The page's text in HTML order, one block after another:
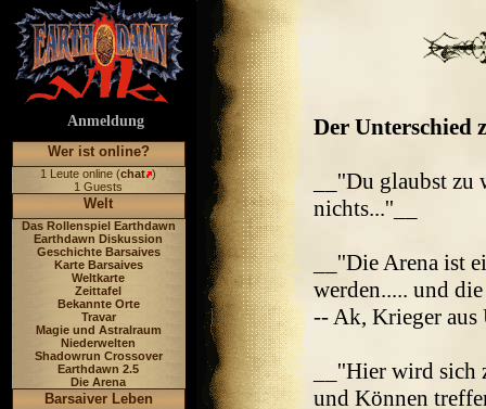
Anmeldung
Wer ist online?
1 Leute online (chat )
1 Guests
Welt
Das Rollenspiel Earthdawn
Earthdawn Diskussion
Geschichte Barsaives
Karte Barsaives
Weltkarte
Zeittafel
Bekannte Orte
Travar
Magie und Astralraum
Niederwelten
Shadowrun Crossover
Earthdawn 2.5
Die Arena
Barsaiver Leben
Der Unterschied
__''Du glaubst
nichts...''__
__''Die Arena ist
werden..... und
-- Ak, Krieger aus
__''Hier wird
und Können